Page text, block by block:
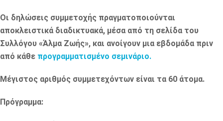
Οι δηλώσεις συμμετοχής πραγματοποιούνται
αποκλειστικά διαδικτυακά, μέσα από τη σελίδα του
Συλλόγου «Άλμα Ζωής», και ανοίγουν μια εβδομάδα πριν
από κάθε προγραμματισμένο σεμινάριο.
Μέγιστος αριθμός συμμετεχόντων είναι τα 60 άτομα.
Πρόγραμμα: